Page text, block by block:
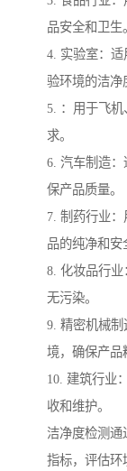
品安全和卫生。
4. 实验室：
验环境的洁净
5. ：用于飞
求。
6. 汽车制造
保产品质量。
7. 制药行业
品的纯净和安
8. 化妆品行
无污染。
9. 精密机械
境，确保产品
10. 建筑行业
收和维护。
洁净度检测
指标，评估环